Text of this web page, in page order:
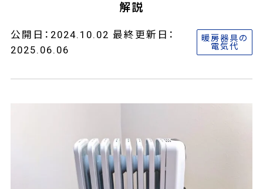
解説
公開日：2024.10.02 最終更新日：
2025.06.06
暖房器具の
電気代